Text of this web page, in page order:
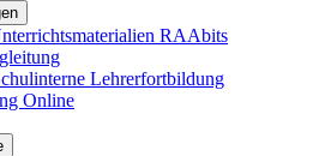
RAAbits
Lehrerfortbildung
Online